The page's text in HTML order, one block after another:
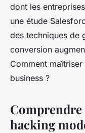
dont les
une étude
des techniques de
conversion
Comment
business ?
Comprendre
hacking